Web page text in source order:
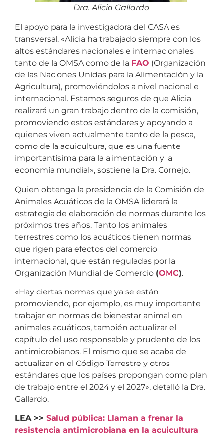
Dra. Alicia Gallardo
El apoyo para la investigadora del CASA es
transversal. «Alicia ha trabajado siempre con los
altos estándares nacionales e internacionales
tanto de la OMSA como de la FAO (Organización
de las Naciones Unidas para la Alimentación y la
Agricultura), promoviéndolos a nivel nacional e
internacional. Estamos seguros de que Alicia
realizará un gran trabajo dentro de la comisión,
promoviendo estos estándares y apoyando a
quienes viven actualmente tanto de la pesca,
como de la acuicultura, que es una fuente
importantísima para la alimentación y la
economía mundial», sostiene la Dra. Cornejo.
Quien obtenga la presidencia de la Comisión de
Animales Acuáticos de la OMSA liderará la
estrategia de elaboración de normas durante los
próximos tres años. Tanto los animales
terrestres como los acuáticos tienen normas
que rigen para efectos del comercio
internacional, que están reguladas por la
Organización Mundial de Comercio (OMC).
«Hay ciertas normas que ya se están
promoviendo, por ejemplo, es muy importante
trabajar en normas de bienestar animal en
animales acuáticos, también actualizar el
capítulo del uso responsable y prudente de los
antimicrobianos. El mismo que se acaba de
actualizar en el Código Terrestre y otros
estándares que los países propongan como plan
de trabajo entre el 2024 y el 2027», detalló la Dra.
Gallardo.
LEA >> Salud pública: Llaman a frenar la
resistencia antimicrobiana en la acuicultura